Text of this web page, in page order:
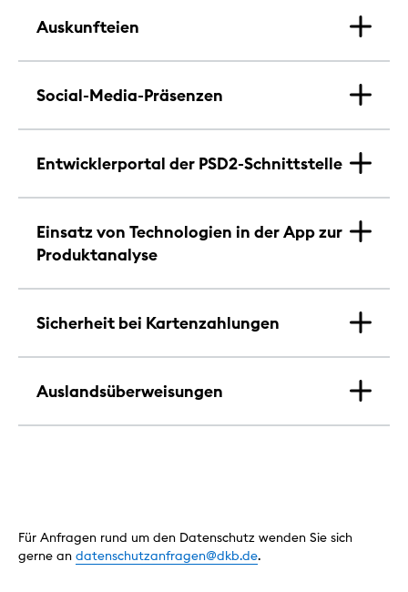
Auskunfteien
Social-Media-Präsenzen
Entwicklerportal der PSD2-Schnittstelle
Einsatz von Technologien in der App zur
Produktanalyse
Sicherheit bei Kartenzahlungen
Auslandsüberweisungen
Für Anfragen rund um den Datenschutz wenden Sie sich
gerne an datenschutzanfragen@dkb.de.